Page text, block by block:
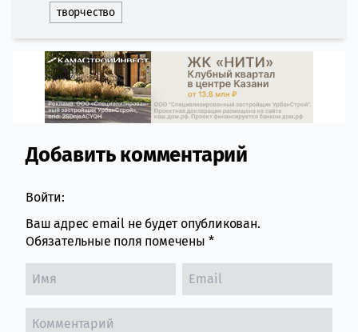
творчество
Comment section
Добавить комментарий
Войти:
Ваш адрес email не будет опубликован.
Обязательные поля помечены *